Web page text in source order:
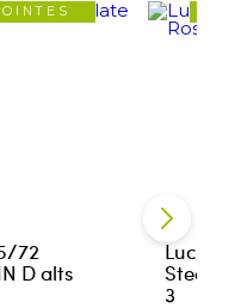
72
D alts
Lucia
Steel
3